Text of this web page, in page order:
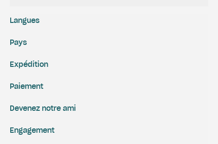
Expédition
Paiement
Engagement
Devenez notre ami
Langues
Pays